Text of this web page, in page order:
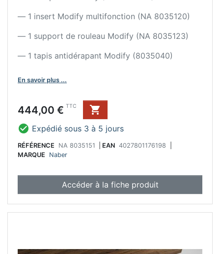
— 1 insert Modify multifonction (NA 8035120)
— 1 support de rouleau Modify (NA 8035123)
— 1 tapis antidérapant Modify (8035040)
En savoir plus ...
Prix
444,00 € TTC

 Expédié sous 3 à 5 jours
RÉFÉRENCE NA 8035151 EAN 4027801176198
MARQUE
Naber
Accéder à la fiche produit